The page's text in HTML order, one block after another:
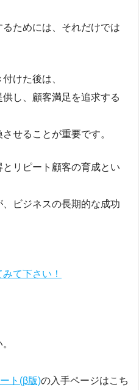
ためには、それだけでは
けた後は、
し、顧客満足を追求する
せることが重要です。
リピート顧客の育成とい
ビジネスの長期的な成功
て下さい！
ト(β版)の入手ページはこち